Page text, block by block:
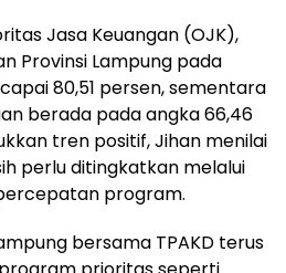
Jasa Keuangan (OJK),
Provinsi Lampung pada
80,51 persen, sementara
berada pada angka 66,46
tren positif, Jihan menilai
perlu ditingkatkan melalui
program.
bersama TPAKD terus